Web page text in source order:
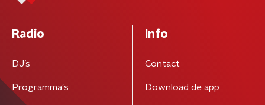
Radio
DJ’s
Programma's
Info
Contact
Download de app